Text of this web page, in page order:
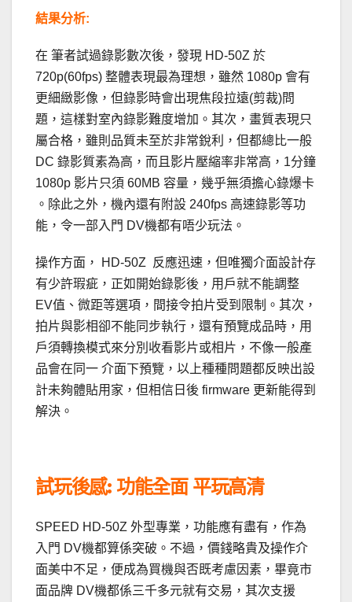
結果分析:
在 筆者試過錄影數次後，發現 HD-50Z 於
720p(60fps) 整體表現最為理想，雖然 1080p 會有
更細緻影像，但錄影時會出現焦段拉遠(剪裁)問
題，這樣對室內錄影難度增加。其次，畫質表現只
屬合格，雖則品質未至於非常銳利，但都總比一般
DC 錄影質素為高，而且影片壓縮率非常高，1分鐘
1080p 影片只須 60MB 容量，幾乎無須擔心錄爆卡
。除此之外，機內還有附設 240fps 高速錄影等功
能，令一部入門 DV機都有唔少玩法。
操作方面， HD-50Z 反應迅速，但唯獨介面設計存
有少許瑕疵，正如開始錄影後，用戶就不能調整
EV值、微距等選項，間接令拍片受到限制。其次，
拍片與影相卻不能同步執行，還有預覽成品時，用
戶須轉換模式來分別收看影片或相片，不像一般產
品會在同一 介面下預覽，以上種種問題都反映出設
計未夠體貼用家，但相信日後 firmware 更新能得到
解決。
試玩後感: 功能全面 平玩高清
SPEED HD-50Z 外型專業，功能應有盡有，作為
入門 DV機都算係突破。不過，價錢略貴及操作介
面美中不足，便成為買機與否既考慮因素，畢竟市
面品牌 DV機都係三千多元就有交易，其次支援